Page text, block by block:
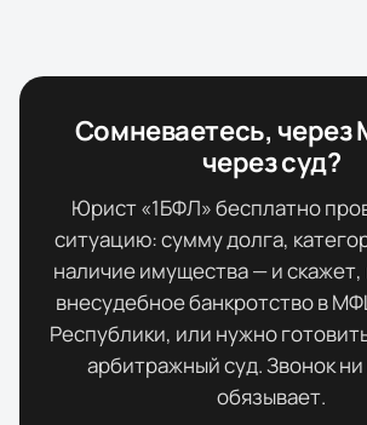
Сомневаетесь, через
через суд?
Юрист «1БФЛ» бесплатно
ситуацию: сумму долга,
наличие имущества — и
внесудебное банкротство в
Республики, или нужно
арбитражный суд. Звонок ни
обязывает.